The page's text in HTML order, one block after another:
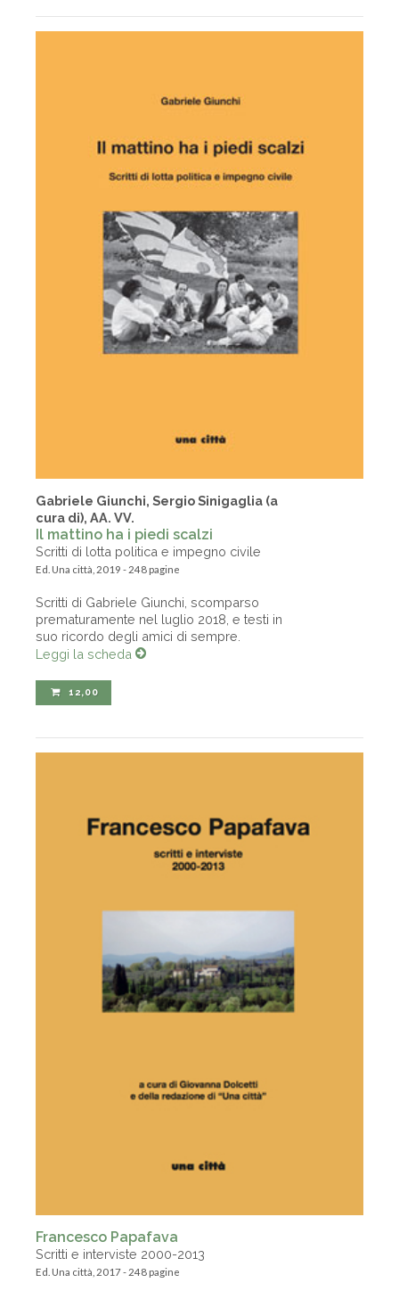
Gabriele Giunchi, Sergio Sinigaglia (a
cura di), AA. VV.
Il mattino ha i piedi scalzi
Scritti di lotta politica e impegno civile
Ed. Una città, 2019 - 248 pagine
Scritti di Gabriele Giunchi, scomparso
prematuramente nel luglio 2018, e testi in
suo ricordo degli amici di sempre.
Leggi la scheda
12,00
Francesco Papafava
Scritti e interviste 2000-2013
Ed. Una città, 2017 - 248 pagine